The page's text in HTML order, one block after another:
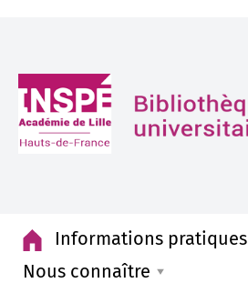
Accueil
Informations pratiques
Nous connaître